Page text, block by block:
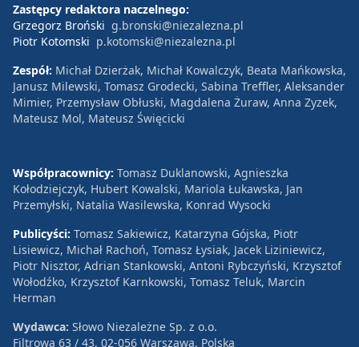
Zastępcy redaktora naczelnego:
Grzegorz Broński g.bronski@niezalezna.pl
Piotr Kotomski p.kotomski@niezalezna.pl
Zespół: Michał Dzierżak, Michał Kowalczyk, Beata Mańkowska,
Janusz Milewski, Tomasz Grodecki, Sabina Treffler, Aleksander
Mimier, Przemysław Obłuski, Magdalena Żuraw, Anna Zyzek,
Mateusz Mol, Mateusz Święcicki
Współpracownicy: Tomasz Duklanowski, Agnieszka
Kołodziejczyk, Hubert Kowalski, Mariola Łukawska, Jan
Przemyłski, Natalia Wasilewska, Konrad Wysocki
Publicyści: Tomasz Sakiewicz, Katarzyna Gójska, Piotr
Lisiewicz, Michał Rachoń, Tomasz Łysiak, Jacek Liziniewicz,
Piotr Nisztor, Adrian Stankowski, Antoni Rybczyński, Krzysztof
Wołodźko, Krzysztof Karnkowski, Tomasz Teluk, Marcin
Herman
Wydawca: Słowo Niezależne Sp. z o.o.
Filtrowa 63 / 43, 02-056 Warszawa, Polska